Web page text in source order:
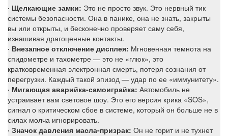
· Щелкающие замки: Это не просто звук. Это нервный тик
системы безопасности. Она в панике, она не знать, закрыты
вы или открыты, и бесконечно проверяет саму себя,
изнашивая драгоценные контакты.
· Внезапное отключение дисплея: Мгновенная темнота на
спидометре и тахометре — это не «глюк», это
кратковременная электронная смерть, потеря сознания от
перегрузки. Каждый такой эпизод — удар по ее «иммунитету».
· Мигающая аварийка-самоиграйка: Автомобиль не
устраивает вам световое шоу. Это его версия крика «SOS»,
сигнал о критическом сбое в системе, который он больше не в
силах молча игнорировать.
· Значок давления масла-призрак: Он не горит и не тухнет